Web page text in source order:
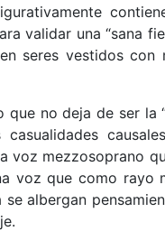
validar una “sana
seres vestidos con
no deja de ser la
voz mezzosoprano
voz que como
albergan